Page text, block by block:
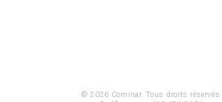
© 2026 Cominar. Tous droits réservés.